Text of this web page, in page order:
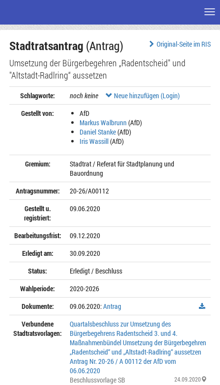
Seiteninhalt
Original-Seite im RIS
Stadtratsantrag (Antrag)
Umsetzung der Bürgerbegehren „Radentscheid" und
"Altstadt-Radlring“ aussetzen
Schlagworte: noch keine
Neue hinzufügen (Login)
Gestellt von:
AfD
Markus Walbrunn (AfD)
Daniel Stanke(AfD)
Iris Wassill(AfD)
Gremium:
Stadtrat / Referat für Stadtplanung und
Bauordnung
Antragsnummer:
20-26/A00112
Gestellt u.
registriert:
09.06.2020
Bearbeitungsfrist:
09.12.2020
Erledigt am:
30.09.2020
Status:
Erledigt / Beschluss
Wahlperiode:
2020-2026
Dokumente:
09.06.2020:Antrag
Verbundene
Stadtratsvorlagen:
Quartalsbeschluss zur Umsetzung des
Bürgerbegehrens Radentscheid 3. und 4.
Maßnahmenbündel Umsetzung der Bürgerbegehren
„Radentscheid“ und „Altstadt-Radlring“ aussetzen
Antrag Nr. 20-26 / A 00112 der AfD vom
06.06.2020
Beschlussvorlage SB
24.09.2020